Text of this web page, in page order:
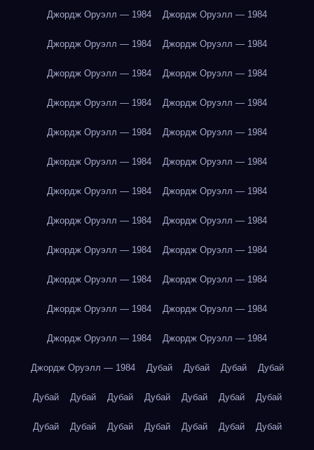
Джордж Оруэлл — 1984 Джордж Оруэлл — 1984
Джордж Оруэлл — 1984 Джордж Оруэлл — 1984
Джордж Оруэлл — 1984 Джордж Оруэлл — 1984
Джордж Оруэлл — 1984 Джордж Оруэлл — 1984
Джордж Оруэлл — 1984 Джордж Оруэлл — 1984
Джордж Оруэлл — 1984 Джордж Оруэлл — 1984
Джордж Оруэлл — 1984 Джордж Оруэлл — 1984
Джордж Оруэлл — 1984 Джордж Оруэлл — 1984
Джордж Оруэлл — 1984 Джордж Оруэлл — 1984
Джордж Оруэлл — 1984 Джордж Оруэлл — 1984
Джордж Оруэлл — 1984 Джордж Оруэлл — 1984
Джордж Оруэлл — 1984 Джордж Оруэлл — 1984
Джордж Оруэлл — 1984 Дубай Дубай Дубай Дубай
Дубай Дубай Дубай Дубай Дубай Дубай Дубай
Дубай Дубай Дубай Дубай Дубай Дубай Дубай